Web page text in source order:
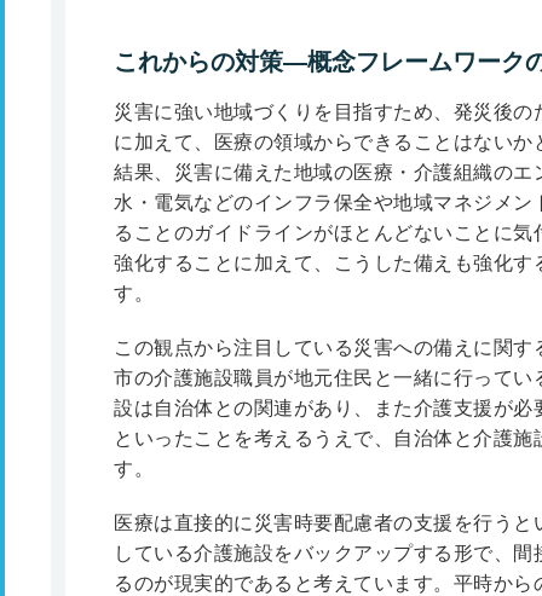
これからの対策―概念フレームワーク
災害に強い地域づくりを目指すため、発災後
に加えて、医療の領域からできることはない
結果、災害に備えた地域の医療・介護組織の
水・電気などのインフラ保全や地域マネジメ
ることのガイドラインがほとんどないことに
強化することに加えて、こうした備えも強化
す。
この観点から注目している災害への備えに関
市の介護施設職員が地元住民と一緒に行って
設は自治体との関連があり、また介護支援が
といったことを考えるうえで、自治体と介護
す。
医療は直接的に災害時要配慮者の支援を行う
している介護施設をバックアップする形で、
るのが現実的であると考えています。平時か